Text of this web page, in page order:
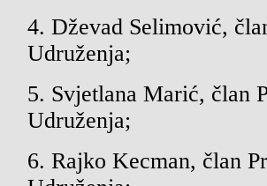
4. Dževad Selimović,
Udruženja;
5. Svjetlana Marić, član
Udruženja;
6. Rajko Kecman, član